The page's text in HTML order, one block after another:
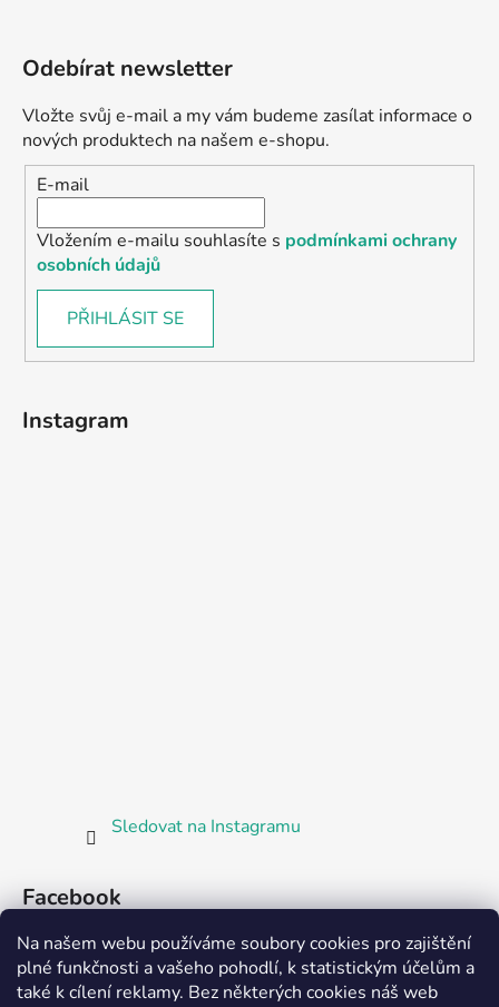
Na našem webu používáme soubory cookies pro zajištění
plné funkčnosti a vašeho pohodlí, k statistickým účelům a
také k cílení reklamy. Bez některých cookies náš web
Odebírat newsletter
Vložte svůj e-mail a my vám budeme zasílat informace o
nových produktech na našem e-shopu.
E-mail
Vložením e-mailu souhlasíte s podmínkami ochrany
osobních údajů
PŘIHLÁSIT SE
Instagram
Sledovat na Instagramu
Facebook